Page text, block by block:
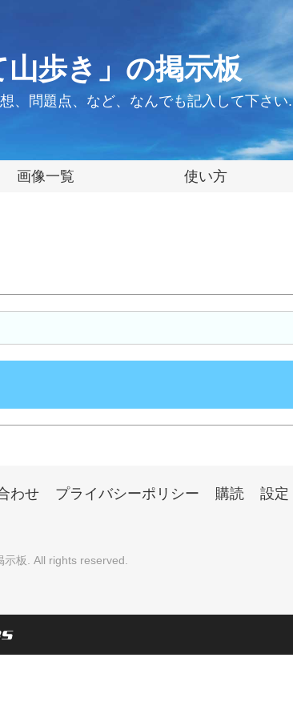
山歩き」の掲示板
、問題点、など、なんでも記入して下さい.
画像一覧 使い方
わせ プライバシーポリシー 購読 設定
示板 . All rights reserved.